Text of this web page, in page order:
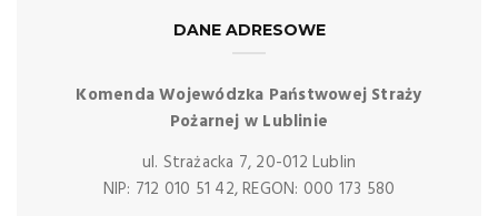
DANE ADRESOWE
Komenda Wojewódzka Państwowej Straży
Pożarnej w Lublinie
ul. Strażacka 7, 20-012 Lublin
NIP: 712 010 51 42, REGON: 000 173 580